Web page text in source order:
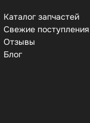
Каталог запчастей
Свежие поступления
Отзывы
Бло